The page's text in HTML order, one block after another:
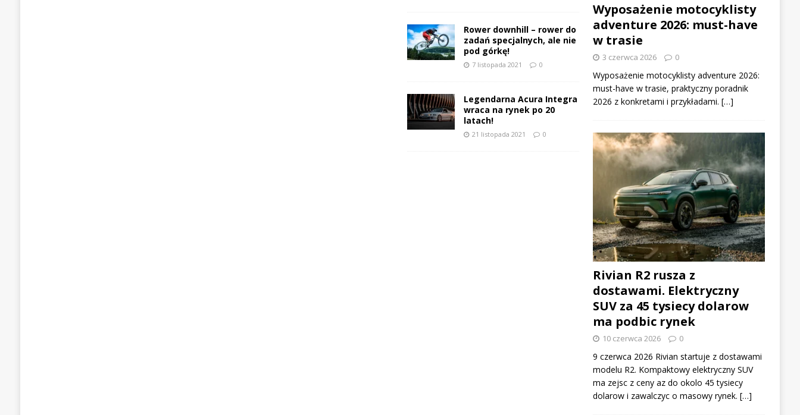
Rower downhill – rower do
zadań specjalnych, ale nie
pod górkę!
7 listopada 2021 0
Legendarna Acura Integra
wraca na rynek po 20
latach!
21 listopada 2021 0
Wyposażenie motocyklisty
adventure 2026: must-have
w trasie
3 czerwca 2026 0
Wyposażenie motocyklisty adventure 2026:
must-have w trasie, praktyczny poradnik
2026 z konkretami i przykładami. […]
Rivian R2 rusza z
dostawami. Elektryczny
SUV za 45 tysiecy dolarow
ma podbic rynek
10 czerwca 2026 0
9 czerwca 2026 Rivian startuje z dostawami
modelu R2. Kompaktowy elektryczny SUV
ma zejsc z ceny az do okolo 45 tysiecy
dolarow i zawalczyc o masowy rynek. […]